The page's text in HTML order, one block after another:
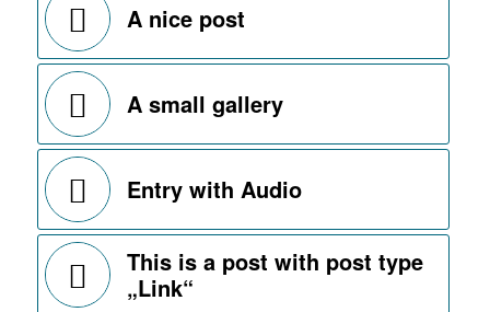
A nice post
A small gallery
Entry with Audio
This is a post with post type
„Link“